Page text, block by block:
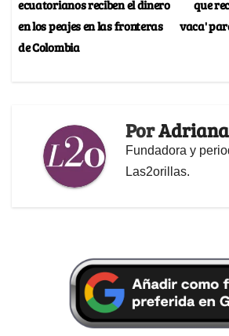
que
vaca'
ecuatorianos reciben el dinero
en los peajes en las fronteras
de Colombia
Por
Fundadora y
Las2orillas.